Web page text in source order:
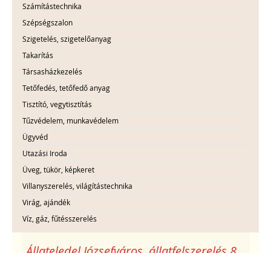
Számítástechnika
Szépségszalon
Szigetelés, szigetelőanyag
Takarítás
Társasházkezelés
Tetőfedés, tetőfedő anyag
Tisztító, vegytisztítás
Tűzvédelem, munkavédelem
Ügyvéd
Utazási Iroda
Üveg, tükör, képkeret
Villanyszerelés, világítástechnika
Virág, ajándék
Víz, gáz, fűtésszerelés